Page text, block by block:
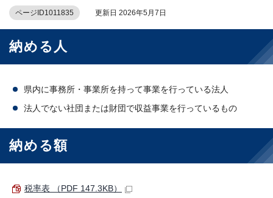
ページID1011835 更新日 2026年5月7日
納める人
県内に事務所・事業所を持って事業を行っている法人
法人でない社団または財団で収益事業を行っているもの
納める額
税率表 （PDF 147.3KB）